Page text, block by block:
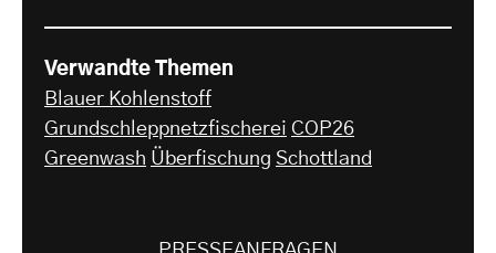
Verwandte Themen
Blauer Kohlenstoff
Grundschleppnetzfischerei COP26
Greenwash Überfischung Schottland